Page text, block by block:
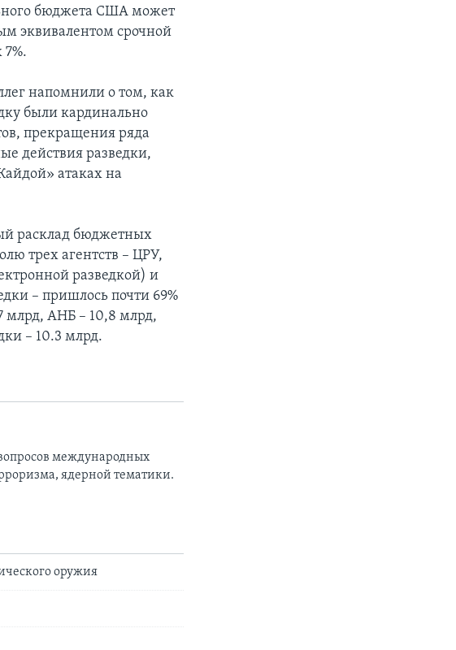
бюджета США может
эквивалентом срочной
напомнили о том, как
были кардинально
прекращения ряда
действия разведки,
атаках на
расклад бюджетных
трех агентств – ЦРУ,
разведкой) и
– пришлось почти 69%
млрд, АНБ – 10,8 млрд,
– 10.3 млрд.
международных
ядерной тематики.
оружия